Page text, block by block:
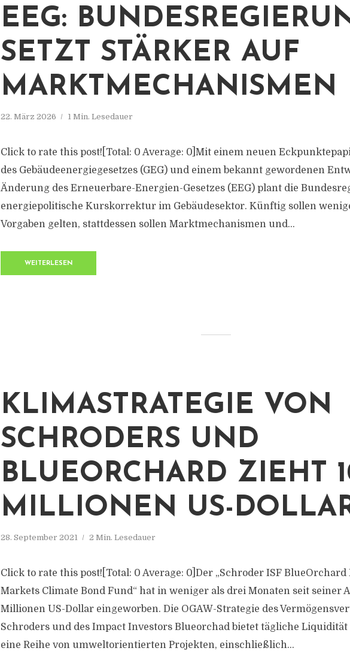
EEG:
SETZT STÄRKER AUF
MARKTMECHANISMEN
22. März 2026 1 Min. Lesedauer
Click to rate this post![Total: 0 Average: 0]Mit einem neuen
des Gebäudeenergiegesetzes (GEG) und einem bekannt gewordenen
Änderung des Erneuerbare-Energien-Gesetzes (EEG) plant die
energiepolitische Kurskorrektur im Gebäudesektor. Künftig sollen
Vorgaben gelten, stattdessen sollen Marktmechanismen und...
WEITERLESEN
KLIMASTRATEGIE VON
SCHRODERS UND
BLUEORCHARD ZIEHT
MILLIONEN US-
28. September 2021 2 Min. Lesedauer
Click to rate this post![Total: 0 Average: 0]Der „Schroder ISF
Markets Climate Bond Fund“ hat in weniger als drei Monaten seit seiner
Millionen US-Dollar eingeworben. Die OGAW-Strategie des
Schroders und des Impact Investors Blueorchad bietet tägliche
eine Reihe von umweltorientierten Projekten, einschließlich...